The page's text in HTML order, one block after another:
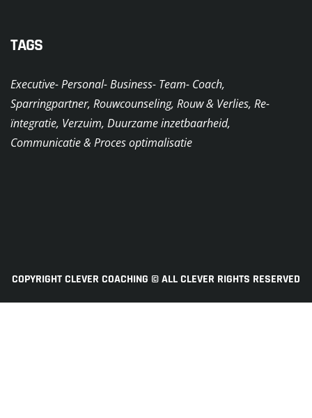
TAGS
Executive- Personal- Business- Team- Coach,
Sparringpartner, Rouwcounseling, Rouw & Verlies, Re-
ïntegratie, Verzuim, Duurzame inzetbaarheid,
Communicatie & Proces optimalisatie
COPYRIGHT CLEVER COACHING © ALL CLEVER RIGHTS RESERVED